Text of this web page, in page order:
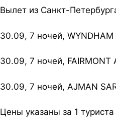
Вылет из Санкт-
30.09, 7 ночей,
30.09, 7 ночей,
30.09, 7 ночей, AJMAN
Цены указаны за 1